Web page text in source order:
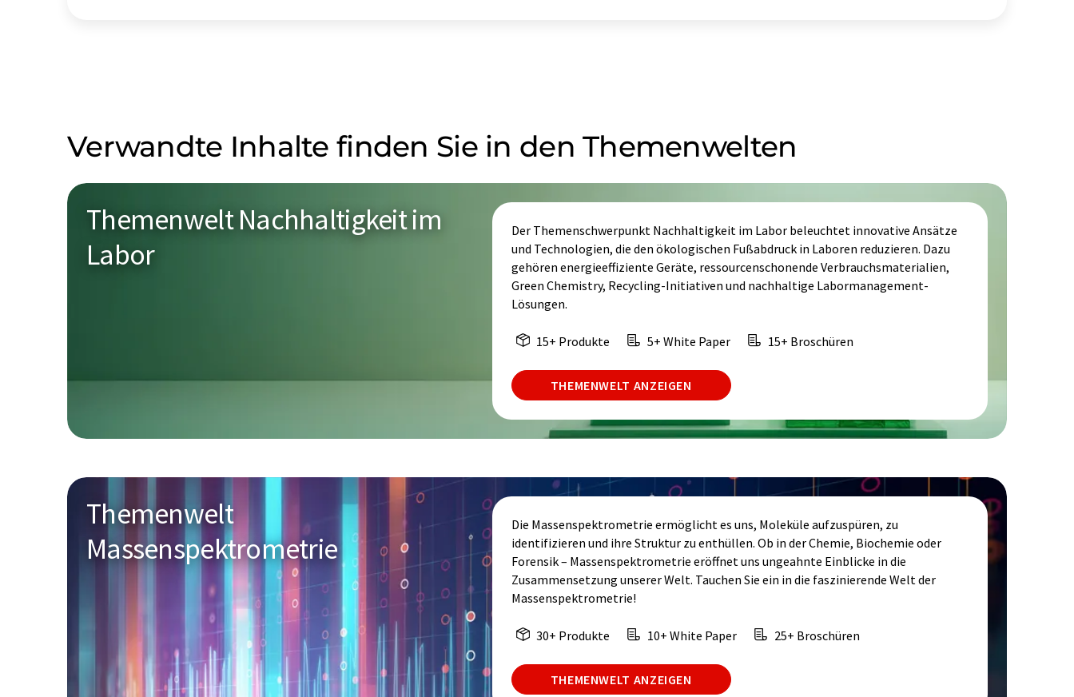
Verwandte Inhalte finden Sie in den Themenwelten
Themenwelt Nachhaltigkeit im
Labor
Der Themenschwerpunkt Nachhaltigkeit im Labor beleuchtet innovative Ansätze
und Technologien, die den ökologischen Fußabdruck in Laboren reduzieren. Dazu
gehören energieeffiziente Geräte, ressourcenschonende Verbrauchsmaterialien,
Green Chemistry, Recycling-Initiativen und nachhaltige Labormanagement-
Lösungen.
15+ Produkte 5+ White Paper 15+ Broschüren
THEMENWELT ANZEIGEN
Themenwelt
Massenspektrometrie
Die Massenspektrometrie ermöglicht es uns, Moleküle aufzuspüren, zu
identifizieren und ihre Struktur zu enthüllen. Ob in der Chemie, Biochemie oder
Forensik – Massenspektrometrie eröffnet uns ungeahnte Einblicke in die
Zusammensetzung unserer Welt. Tauchen Sie ein in die faszinierende Welt der
Massenspektrometrie!
30+ Produkte 10+ White Paper 25+ Broschüren
THEMENWELT ANZEIGEN